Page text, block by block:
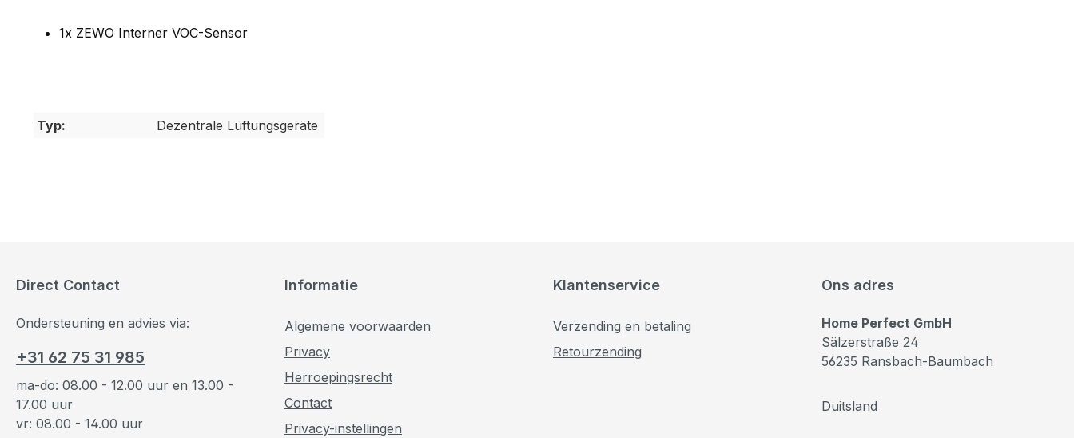
1x ZEWO Interner VOC-Sensor
Typ: Dezentrale Lüftungsgeräte
Direct Contact
Ondersteuning en advies via:
+31 62 75 31 985
ma-do: 08.00 - 12.00 uur en 13.00 -
17.00 uur
vr: 08.00 - 14.00 uur
Informatie
Algemene voorwaarden
Privacy
Herroepingsrecht
Contact
Privacy-instellingen
Klantenservice
Verzending en betaling
Retourzending
Ons adres
Home Perfect GmbH
Sälzerstraße 24
56235 Ransbach-Baumbach
Duitsland